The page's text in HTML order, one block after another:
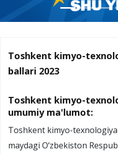
Toshkent kimyo-
ballari 2023
Toshkent kimyo-
umumiy ma'lumot:
Toshkent kimyo-
maydagi O‘zbekiston